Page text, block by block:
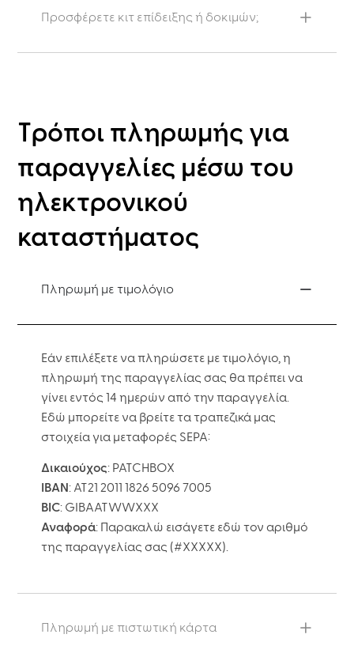
Προσφέρετε κιτ επίδειξης ή δοκιμών;
Τρόποι πληρωμής για
παραγγελίες μέσω του
ηλεκτρονικού
καταστήματος
Πληρωμή με τιμολόγιο
Εάν επιλέξετε να πληρώσετε με τιμολόγιο, η
πληρωμή της παραγγελίας σας θα πρέπει να
γίνει εντός 14 ημερών από την παραγγελία.
Εδώ μπορείτε να βρείτε τα τραπεζικά μας
στοιχεία για μεταφορές SEPA:
Δικαιούχος: PATCHBOX
IBAN : AT21 2011 1826 5096 7005
BIC: GIBAATWWXXX
Αναφορά: Παρακαλώ εισάγετε εδώ τον αριθμό
της παραγγελίας σας (#XXXXX).
Πληρωμή με πιστωτική κάρτα